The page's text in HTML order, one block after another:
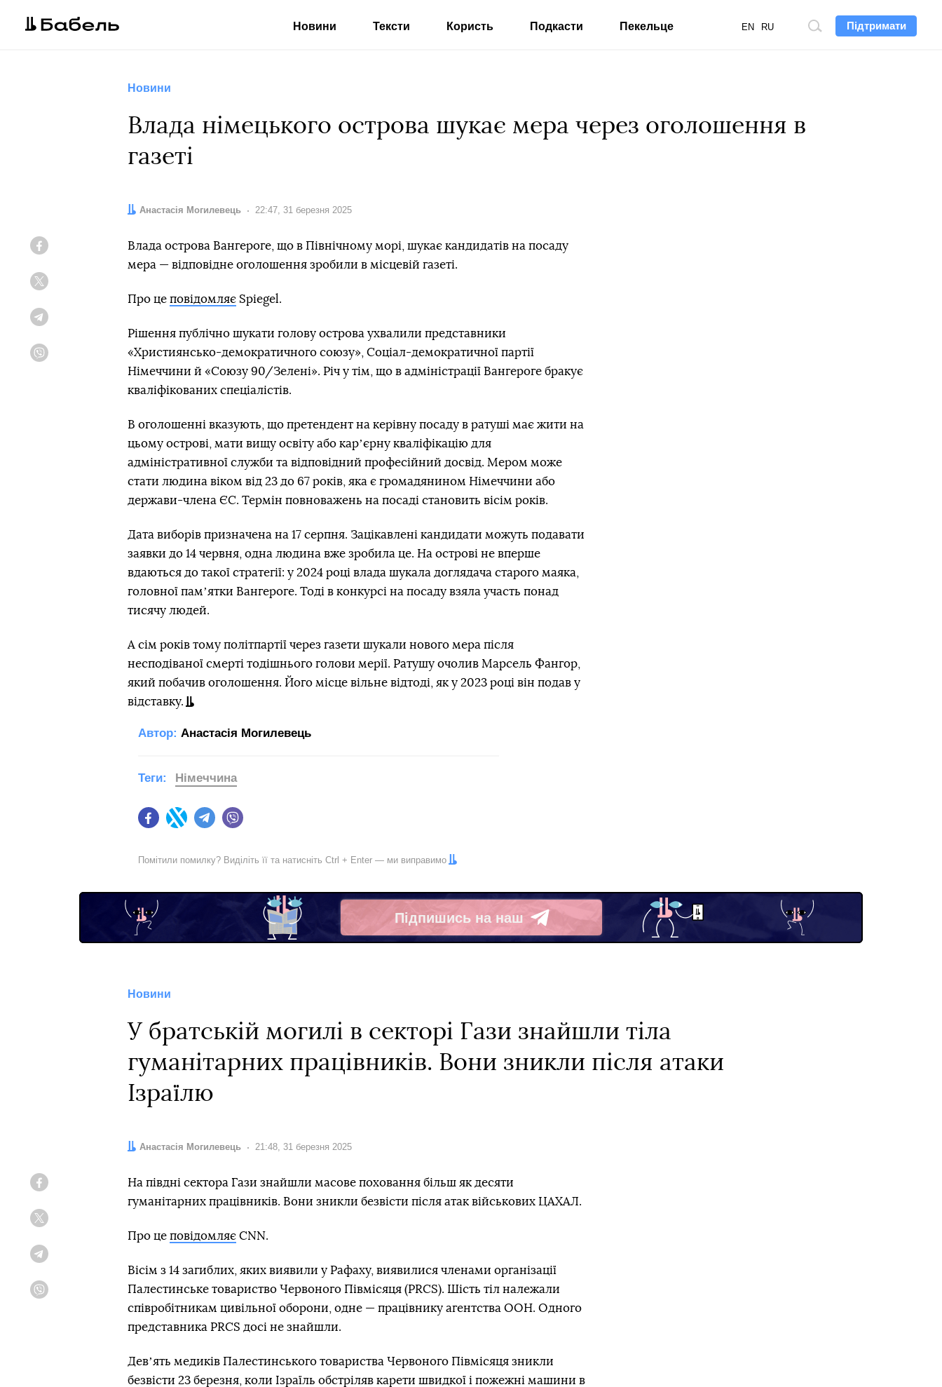
Підтримати
Пошук
EN RU
Новини Тексти Користь Подкасти Пекельце
Новини
Влада німецького острова шукає мера через оголошення в
газеті
Автор:
Анастасія Могилевець Дата:
22:47, 31 березня 2025
Влада острова Вангероге, що в Північному морі, шукає кандидатів на посаду
мера — відповідне оголошення зробили в місцевій газеті.
Про це повідомляє Spiegel.
Рішення публічно шукати голову острова ухвалили представники
«Християнсько-демократичного союзу», Соціал-демократичної партії
Німеччини й «Союзу 90/Зелені». Річ у тім, що в адміністрації Вангероге бракує
кваліфікованих спеціалістів.
В оголошенні вказують, що претендент на керівну посаду в ратуші має жити на
цьому острові, мати вищу освіту або карʼєрну кваліфікацію для
адміністративної служби та відповідний професійний досвід. Мером може
стати людина віком від 23 до 67 років, яка є громадянином Німеччини або
держави-члена ЄС. Термін повноважень на посаді становить вісім років.
Дата виборів призначена на 17 серпня. Зацікавлені кандидати можуть подавати
заявки до 14 червня, одна людина вже зробила це. На острові не вперше
вдаються до такої стратегії: у 2024 році влада шукала доглядача старого маяка,
головної памʼятки Вангероге. Тоді в конкурсі на посаду взяла участь понад
тисячу людей.
А сім років тому політпартії через газети шукали нового мера після
несподіваної смерті тодішнього голови мерії. Ратушу очолив Марсель Фангор,
який побачив оголошення. Його місце вільне відтоді, як у 2023 році він подав у
відставку.
Автор: Анастасія Могилевець
FacebookTwitter Telegram
Теги: Німеччина
Помітили помилку? Виділіть її та натисніть Ctrl + Enter — ми виправимо
Підпишись на наш
Telegram
Новини
У братській могилі в секторі Гази знайшли тіла
гуманітарних працівників. Вони зникли після атаки
Ізраїлю
Автор:
Анастасія Могилевець Дата:
21:48, 31 березня 2025
На півдні сектора Гази знайшли масове поховання більш як десяти
гуманітарних працівників. Вони зникли безвісти після атак військових ЦАХАЛ.
Про це повідомляє CNN.
Вісім з 14 загиблих, яких виявили у Рафаху, виявилися членами організації
Палестинське товариство Червоного Півмісяця (PRCS). Шість тіл належали
співробітникам цивільної оборони, одне — працівнику агентства ООН. Одного
представника PRCS досі не знайшли.
Девʼять медиків Палестинського товариства Червоного Півмісяця зникли
безвісти 23 березня, коли Ізраїль обстріляв карети швидкої і пожежні машини в